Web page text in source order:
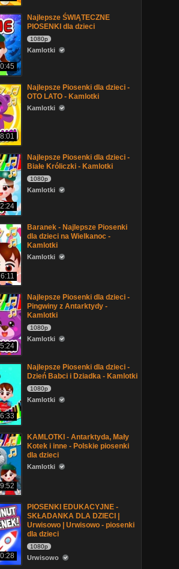
Najlepsze ŚWIĄTECZNE
PIOSENKI dla dzieci
1080p
Kamlotki
Najlepsze Piosenki dla dzieci -
OTO LATO - Kamlotki
Kamlotki
Najlepsze Piosenki dla dzieci -
Białe Króliczki - Kamlotki
1080p
Kamlotki
Baranek - Najlepsze Piosenki
dla dzieci na Wielkanoc -
Kamlotki
Kamlotki
Najlepsze Piosenki dla dzieci -
Pingwiny z Antarktydy -
Kamlotki
1080p
Kamlotki
Najlepsze Piosenki dla dzieci -
Dzień Babci i Dziadka - Kamlotki
1080p
Kamlotki
KAMLOTKI - Antarktyda, Mały
Kotek i inne - Polskie piosenki
dla dzieci
Kamlotki
PIOSENKI EDUKACYJNE -
SKŁADANKA DLA DZIECI |
Urwisowo | Urwisowo - piosenki
dla dzieci
1080p
Urwisowo